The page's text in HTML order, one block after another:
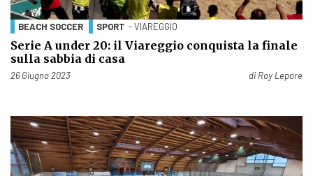
BEACH SOCCER SPORT - VIAREGGIO
Serie A under 20: il Viareggio conquista la finale
sulla sabbia di casa
Pubblicato il
26 Giugno 2023 di Roy Lepore